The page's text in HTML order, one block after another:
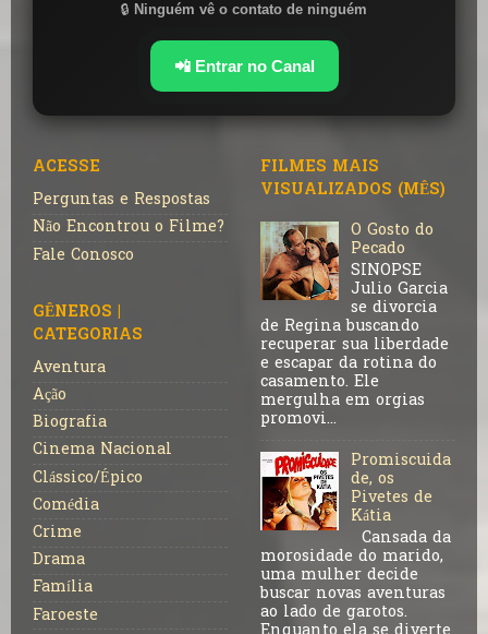
🔒 Ninguém vê o contato de ninguém
📲 Entrar no Canal
ACESSE
Perguntas e Respostas
Não Encontrou o Filme?
Fale Conosco
GÊNEROS |
CATEGORIAS
Aventura
Ação
Biografia
Cinema Nacional
Clássico/Épico
Comédia
Crime
Drama
Família
Faroeste
FILMES MAIS
VISUALIZADOS (MÊS)
O Gosto do
Pecado
SINOPSE
Julio Garcia
se divorcia
de Regina buscando
recuperar sua liberdade
e escapar da rotina do
casamento. Ele
mergulha em orgias
promovi...
Promiscuida
de, os
Pivetes de
Kátia
Cansada da
morosidade do marido,
uma mulher decide
buscar novas aventuras
ao lado de garotos.